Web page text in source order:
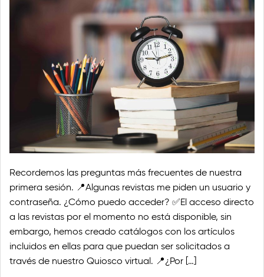
Recordemos las preguntas más frecuentes de nuestra
primera sesión. 📍Algunas revistas me piden un usuario y
contraseña. ¿Cómo puedo acceder? ✅El acceso directo
a las revistas por el momento no está disponible, sin
embargo, hemos creado catálogos con los artículos
incluidos en ellas para que puedan ser solicitados a
través de nuestro Quiosco virtual. 📍¿Por […]